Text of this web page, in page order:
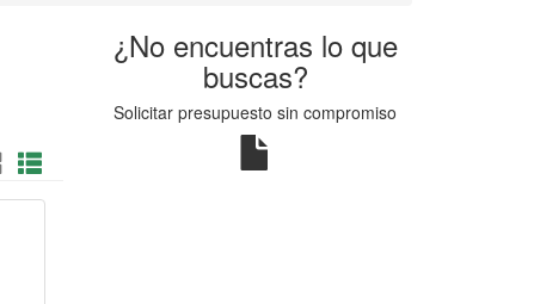
¿No encuentras lo que
buscas?
Solicitar presupuesto sin compromiso